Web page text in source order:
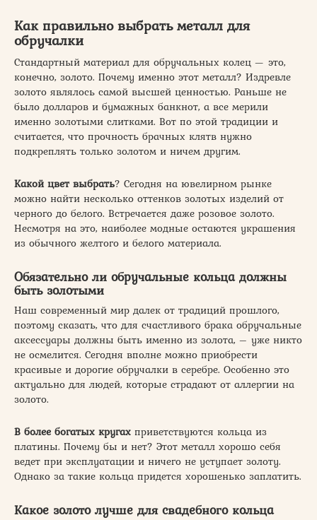
Как правильно выбрать металл для
обручалки
Стандартный материал для обручальных колец — это,
конечно, золото. Почему именно этот металл? Издревле
золото являлось самой высшей ценностью. Раньше не
было долларов и бумажных банкнот, а все мерили
именно золотыми слитками. Вот по этой традиции и
считается, что прочность брачных клятв нужно
подкреплять только золотом и ничем другим.
Какой цвет выбрать? Сегодня на ювелирном рынке
можно найти несколько оттенков золотых изделий от
черного до белого. Встречается даже розовое золото.
Несмотря на это, наиболее модные остаются украшения
из обычного желтого и белого материала.
Обязательно ли обручальные кольца должны
быть золотыми
Наш современный мир далек от традиций прошлого,
поэтому сказать, что для счастливого брака обручальные
аксессуары должны быть именно из золота, – уже никто
не осмелится. Сегодня вполне можно приобрести
красивые и дорогие обручалки в серебре. Особенно это
актуально для людей, которые страдают от аллергии на
золото.
В более богатых кругах приветствуются кольца из
платины. Почему бы и нет? Этот металл хорошо себя
ведет при эксплуатации и ничего не уступает золоту.
Однако за такие кольца придется хорошенько заплатить.
Какое золото лучше для свадебного кольца